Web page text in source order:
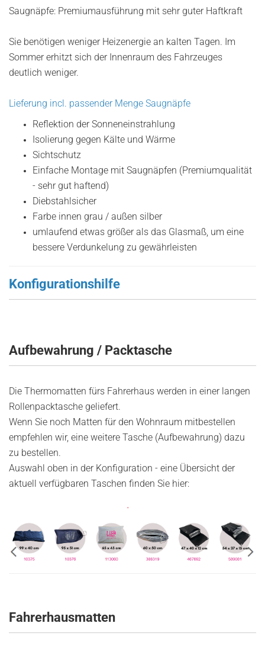
Saugnäpfe: Premiumausführung mit sehr guter Haftkraft
Sie benötigen weniger Heizenergie an kalten Tagen. Im
Sommer erhitzt sich der Innenraum des Fahrzeuges
deutlich weniger.
Lieferung incl. passender Menge Saugnäpfe
Reflektion der Sonneneinstrahlung
Isolierung gegen Kälte und Wärme
Sichtschutz
Einfache Montage mit Saugnäpfen (Premiumqualität
- sehr gut haftend)
Diebstahlsicher
Farbe innen grau / außen silber
umlaufend etwas größer als das Glasmaß, um eine
bessere Verdunkelung zu gewährleisten
Konfigurationshilfe
Aufbewahrung / Packtasche
Die Thermomatten fürs Fahrerhaus werden in einer langen
Rollenpacktasche geliefert.
Wenn Sie noch Matten für den Wohnraum mitbestellen
empfehlen wir, eine weitere Tasche (Aufbewahrung) dazu
zu bestellen.
Auswahl oben in der Konfiguration - eine Übersicht der
aktuell verfügbaren Taschen finden Sie hier:
Fahrerhausmatten